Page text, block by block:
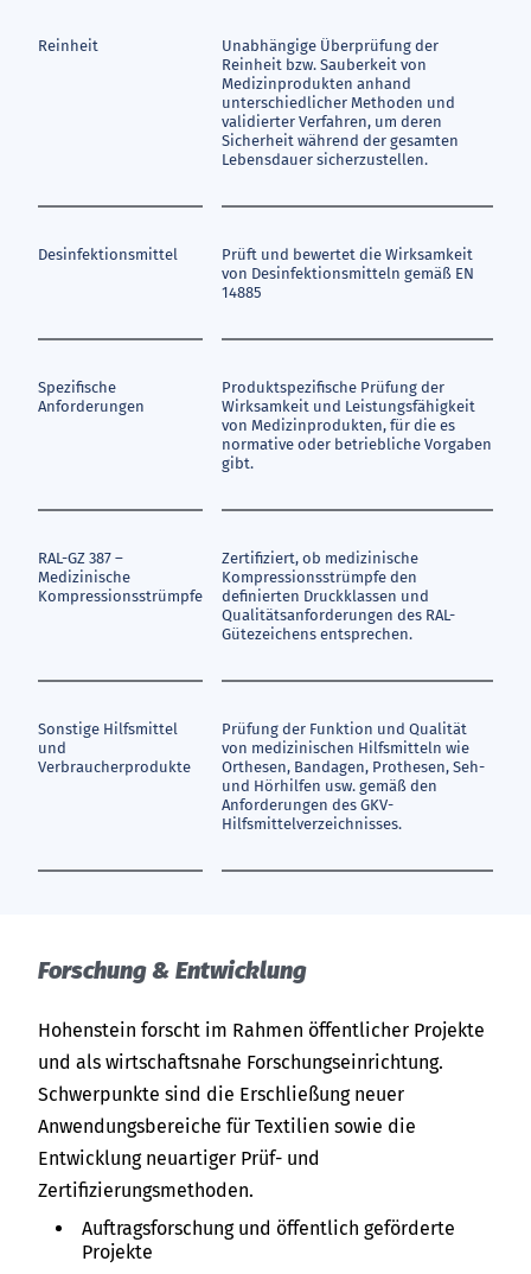
Reinheit
Unabhängige Überprüfung der
Reinheit bzw. Sauberkeit von
Medizinprodukten anhand
unterschiedlicher Methoden und
validierter Verfahren, um deren
Sicherheit während der gesamten
Lebensdauer sicherzustellen.
Desinfektionsmittel
Prüft und bewertet die Wirksamkeit
von Desinfektionsmitteln gemäß EN
14885
Spezifische
Anforderungen
Produktspezifische Prüfung der
Wirksamkeit und Leistungsfähigkeit
von Medizinprodukten, für die es
normative oder betriebliche Vorgaben
gibt.
RAL-GZ 387 –
Medizinische
Kompressionsstrümpfe
Zertifiziert, ob medizinische
Kompressionsstrümpfe den
definierten Druckklassen und
Qualitätsanforderungen des RAL-
Gütezeichens entsprechen.
Sonstige Hilfsmittel
und
Verbraucherprodukte
Prüfung der Funktion und Qualität
von medizinischen Hilfsmitteln wie
Orthesen, Bandagen, Prothesen, Seh-
und Hörhilfen usw. gemäß den
Anforderungen des GKV-
Hilfsmittelverzeichnisses.
For­schung & Ent­wick­lung
Hohenstein forscht im Rahmen öffentlicher Projekte
und als wirtschaftsnahe Forschungseinrichtung.
Schwerpunkte sind die Erschließung neuer
Anwendungsbereiche für Textilien sowie die
Entwicklung neuartiger Prüf- und
Zertifizierungsmethoden.
Auftragsforschung und öffentlich geförderte
Projekte